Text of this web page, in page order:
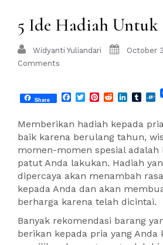
5 Ide Hadiah
Widyanti Yuliandari October
Comments
Share Facebook
TwitterPinterest
Reddit
Memberikan hadiah kepada
baik karena berulang tahun,
momen-momen spesial adalah
patut Anda lakukan. Hadiah
dipercaya akan menambah
kepada Anda dan akan
berharga karena telah dicintai.
Banyak rekomendasi barang
berikan kepada pria yang Anda